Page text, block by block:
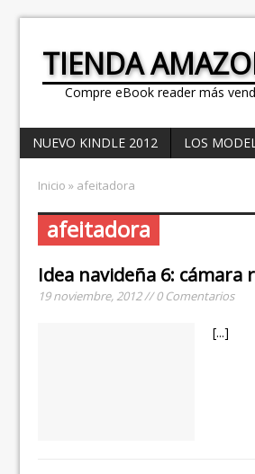
TIENDA
Compre eBook reader más
NUEVO KINDLE 2012 LOS
Inicio » afeitadora
afeitadora
Idea navideña 6: cámara
19 noviembre, 2012 // 0 Comentarios
[...]